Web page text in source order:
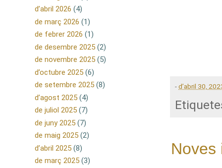
-d’abril 30,
Noves
d’abril 2026 (4)
de març 2026 (1)
de febrer 2026 (1)
de desembre 2025 (2)
de novembre 2025 (5)
d’octubre 2025 (6)
de setembre 2025 (8)
d’agost 2025 (4)
de juliol 2025 (7)
de juny 2025 (7)
de maig 2025 (2)
d’abril 2025 (8)
de març 2025 (3)